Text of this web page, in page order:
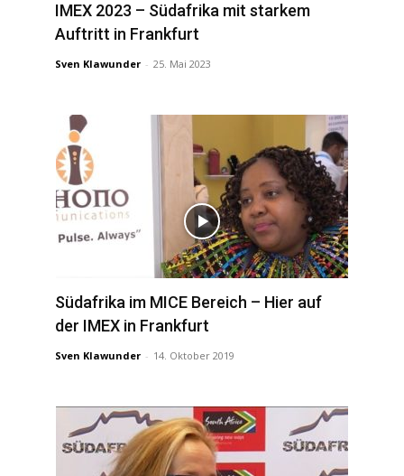
IMEX 2023 – Südafrika mit starkem
Auftritt in Frankfurt
Sven Klawunder - 25. Mai 2023
Südafrika im MICE Bereich – Hier auf
der IMEX in Frankfurt
Sven Klawunder - 14. Oktober 2019